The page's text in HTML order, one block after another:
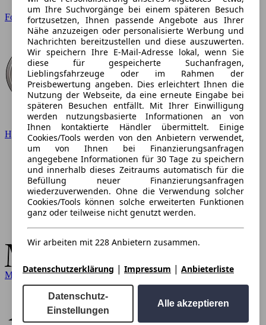
Ford
Hyundai
Mercedes-Benz
um Ihre Suchvorgänge bei einem späteren Besuch
fortzusetzen, Ihnen passende Angebote aus Ihrer
Nähe anzuzeigen oder personalisierte Werbung und
Nachrichten bereitzustellen und diese auszuwerten.
Wir speichern Ihre E-Mail-Adresse lokal, wenn Sie
diese für gespeicherte Suchanfragen,
Lieblingsfahrzeuge oder im Rahmen der
Preisbewertung angeben. Dies erleichtert Ihnen die
Nutzung der Webseite, da eine erneute Eingabe bei
späteren Besuchen entfällt. Mit Ihrer Einwilligung
werden nutzungsbasierte Informationen an von
Ihnen kontaktierte Händler übermittelt. Einige
Cookies/Tools werden von den Anbietern verwendet,
um von Ihnen bei Finanzierungsanfragen
angegebene Informationen für 30 Tage zu speichern
und innerhalb dieses Zeitraums automatisch für die
Befüllung neuer Finanzierungsanfragen
wiederzuverwenden. Ohne die Verwendung solcher
Cookies/Tools können solche erweiterten Funktionen
ganz oder teilweise nicht genutzt werden.
Wir arbeiten mit 228 Anbietern zusammen.
Datenschutzerklärung | Impressum | Anbieterliste
Datenschutz-
Einstellungen
Alle akzeptieren